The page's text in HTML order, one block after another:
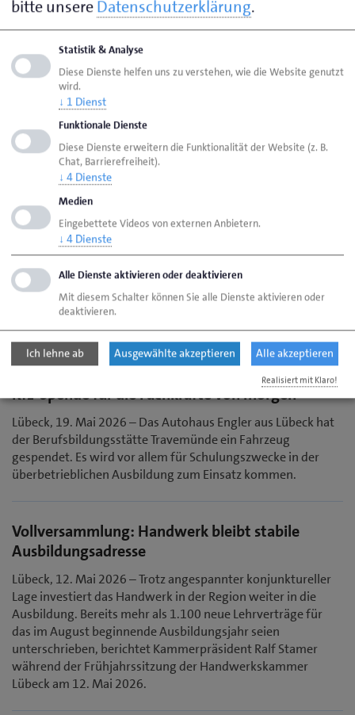
Foto: Hwk Lübeck
Gleich vier neue Sachverständige für das
Handwerk vereidigt
Lübeck, 17.07.2026 – Durch den Präsidenten der
Handwerkskammer Lübeck Ralf Stamer wurden 4 neue
Sachverständige vereidigt.
Handwerkskonjunktur: Saisonale Verbesserung,
aber keine grundlegende Erholung
Lübeck/Flensburg, 8. Juli 2026 – Die Geschäftslage des
schleswig-holsteinischen Handwerks hat sich im zweiten
Quartal 2026 im Vergleich zu den krisenhaften Monaten
Januar bis März leicht verbessert, liegt aber deutlich unter
dem Niveau der Jahre 2024 und 2025.
Kfz-Spende für die Fachkräfte von morgen
Lübeck, 19. Mai 2026 – Das Autohaus Engler aus Lübeck hat
der Berufsbildungsstätte Travemünde ein Fahrzeug
gespendet. Es wird vor allem für Schulungszwecke in der
überbetrieblichen Ausbildung zum Einsatz kommen.
Vollversammlung: Handwerk bleibt stabile
Ausbildungsadresse
Lübeck, 12. Mai 2026 – Trotz angespannter konjunktureller
Lage investiert das Handwerk in der Region weiter in die
Ausbildung. Bereits mehr als 1.100 neue Lehrverträge für
das im August beginnende Ausbildungsjahr seien
unterschrieben, berichtet Kammerpräsident Ralf Stamer
während der Frühjahrssitzung der Handwerkskammer
Lübeck am 12. Mai 2026.
bitte unsereDatenschutzerklärung.
Statistik & Analyse
Diese Dienste helfen uns zu verstehen, wie die Website genutzt
wird.
↓ 1 Dienst
Funktionale Dienste
Diese Dienste erweitern die Funktionalität der Website (z. B.
Chat, Barrierefreiheit).
↓ 4 Dienste
Medien
Eingebettete Videos von externen Anbietern.
↓ 4 Dienste
Alle Dienste aktivieren oder deaktivieren
Mit diesem Schalter können Sie alle Dienste aktivieren oder
deaktivieren.
Ich lehne ab Ausgewählte akzeptieren Alle akzeptieren
Realisiert mit Klaro!